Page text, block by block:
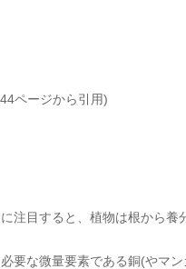
ページから引用)
注目すると、植物は根から養
要な微量要素である銅(やマ